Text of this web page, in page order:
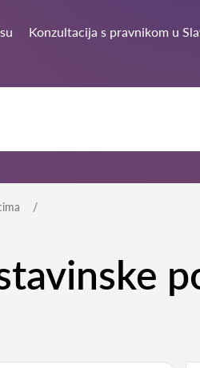
Konzultacija s pravnikom u